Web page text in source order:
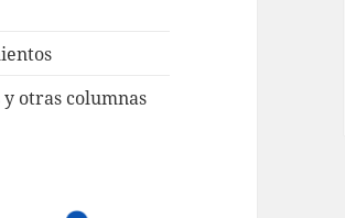
otras columnas